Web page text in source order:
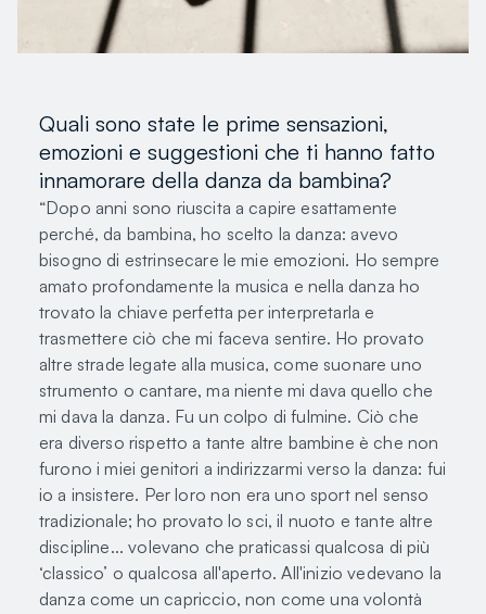
Quali sono state le prime sensazioni,
emozioni e suggestioni che ti hanno fatto
innamorare della danza da bambina?
“Dopo anni sono riuscita a capire esattamente
perché, da bambina, ho scelto la danza: avevo
bisogno di estrinsecare le mie emozioni. Ho sempre
amato profondamente la musica e nella danza ho
trovato la chiave perfetta per interpretarla e
trasmettere ciò che mi faceva sentire. Ho provato
altre strade legate alla musica, come suonare uno
strumento o cantare, ma niente mi dava quello che
mi dava la danza. Fu un colpo di fulmine. Ciò che
era diverso rispetto a tante altre bambine è che non
furono i miei genitori a indirizzarmi verso la danza: fui
io a insistere. Per loro non era uno sport nel senso
tradizionale; ho provato lo sci, il nuoto e tante altre
discipline... volevano che praticassi qualcosa di più
‘classico’ o qualcosa all'aperto. All'inizio vedevano la
danza come un capriccio, non come una volontà